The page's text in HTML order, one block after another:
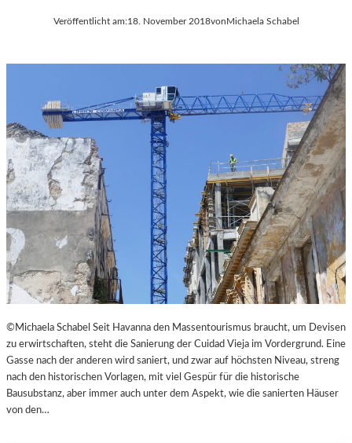
Veröffentlicht am:18. November 2018vonMichaela Schabel
©Michaela Schabel Seit Havanna den Massentourismus braucht, um Devisen
zu erwirtschaften, steht die Sanierung der Cuidad Vieja im Vordergrund. Eine
Gasse nach der anderen wird saniert, und zwar auf höchsten Niveau, streng
nach den historischen Vorlagen, mit viel Gespür für die historische
Bausubstanz, aber immer auch unter dem Aspekt, wie die sanierten Häuser
von den…